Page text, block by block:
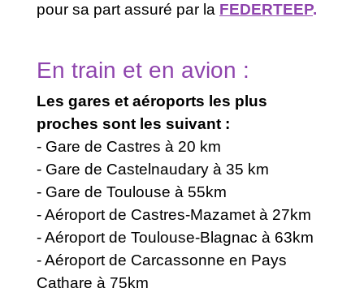
pour sa part assuré par la FEDERTEEP.
En train et en avion :
Les gares et aéroports les plus
proches sont les suivant :
- Gare de Castres à 20 km
- Gare de Castelnaudary à 35 km
- Gare de Toulouse à 55km
- Aéroport de Castres-Mazamet à 27km
- Aéroport de Toulouse-Blagnac à 63km
- Aéroport de Carcassonne en Pays
Cathare à 75km